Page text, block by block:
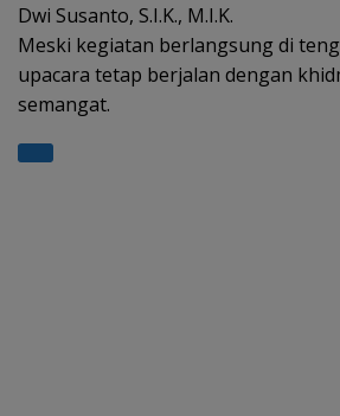
Dwi Susanto, S.I.K., M.I.K.
Meski kegiatan berlangsung di
upacara tetap berjalan dengan
semangat.